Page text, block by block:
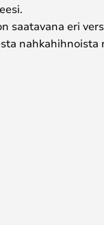
saatavana eri
nahkahihnoista
muiden
v. 2001 Bruno
ei ole
muodon ja